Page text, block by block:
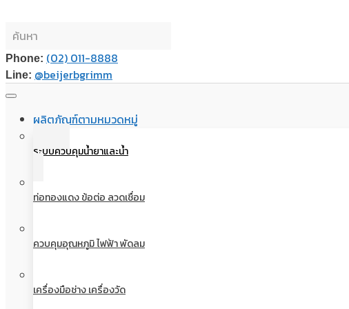
Phone: (02) 011-8888
Line: @beijerbgrimm
ผลิตภัณฑ์ตามหมวดหมู่
ระบบควบคุมน้ำยาและน้ำ
ท่อทองแดง ข้อต่อ ลวดเชื่อม
ควบคุมอุณหภูมิ ไฟฟ้า พัดลม
เครื่องมือช่าง เครื่องวัด